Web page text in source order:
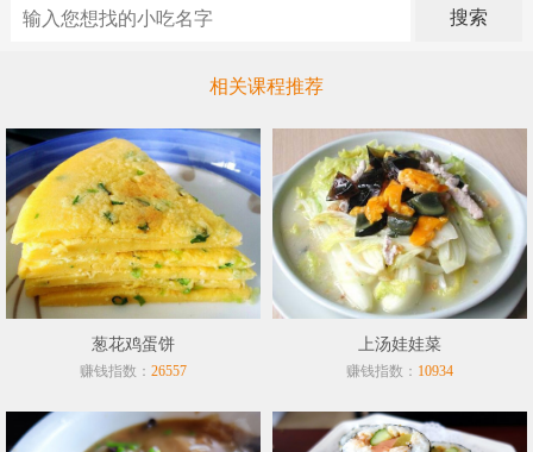
搜索
相关课程推荐
葱花鸡蛋饼
赚钱指数： 26557
上汤娃娃菜
赚钱指数： 10934